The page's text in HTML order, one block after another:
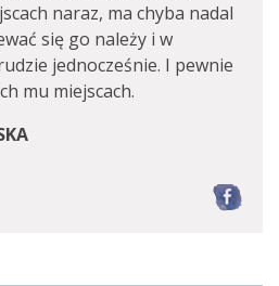
naraz, ma chyba nadal
się go należy i w
jednocześnie. I pewnie
mu miejscach.